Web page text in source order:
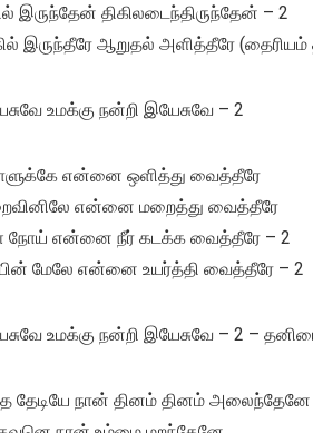
இருந்தேன் திகிலடைந்திருந்தேன் – 2
இருந்தீரே ஆறுதல் அளித்தீரே (தைரியம்
உமக்கு நன்றி இயேசுவே – 2
என்னை ஒளித்து வைத்தீரே
என்னை மறைத்து வைத்தீரே
என்னை நீர் கடக்க வைத்தீரே – 2
மேலே என்னை உயர்த்தி வைத்தீரே – 2
உமக்கு நன்றி இயேசுவே – 2 –
தேடியே நான் தினம் தினம் அலைந்தேனே